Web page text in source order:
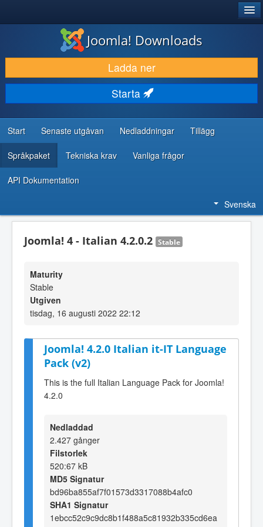
LADDA NER & UTÖKA
UPPTÄCK & LÄR
GEMENSKAP & SUPPORT
RESURSER FÖR UTVECKLARE
Joomla! Downloads
Ladda ner
Starta
Start Senaste utgåvan Nedladdningar Tillägg
Språkpaket Tekniska krav Vanliga frågor
API Dokumentation
Svenska
Joomla! 4 - Italian 4.2.0.2 Stable
Maturity
Stable
Utgiven
tisdag, 16 augusti 2022 22:12
Joomla! 4.2.0 Italian it-IT Language
Pack (v2)
This is the full Italian Language Pack for Joomla!
4.2.0
Nedladdad
2.427 gånger
Filstorlek
520:67 kB
MD5 Signatur
bd96ba855af7f01573d3317088b4afc0
SHA1 Signatur
1ebcc52c9c9dc8b1f488a5c81932b335cd6ea